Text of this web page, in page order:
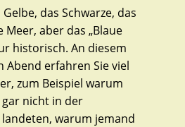
das Schwarze, das
Meer, aber das „Blaue
historisch. An diesem
Abend erfahren Sie viel
zum Beispiel warum
nicht in der
warum jemand